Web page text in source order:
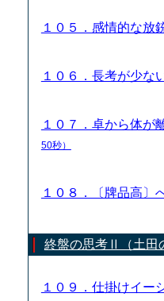
１０５．感情的な放
１０６．長考が少な
１０７．卓から体
50秒）
１０８．〔牌品高
終盤の思考Ⅱ（土田
１０９．仕掛けイ